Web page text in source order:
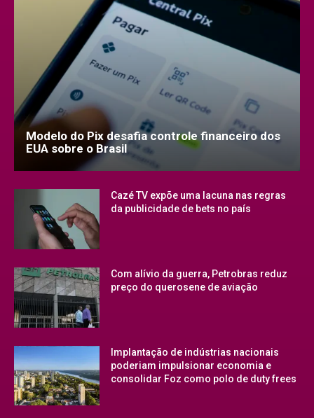
Modelo do Pix desafia controle financeiro dos
EUA sobre o Brasil
Cazé TV expõe uma lacuna nas regras
da publicidade de bets no país
Com alívio da guerra, Petrobras reduz
preço do querosene de aviação
Implantação de indústrias nacionais
poderiam impulsionar economia e
consolidar Foz como polo de duty frees